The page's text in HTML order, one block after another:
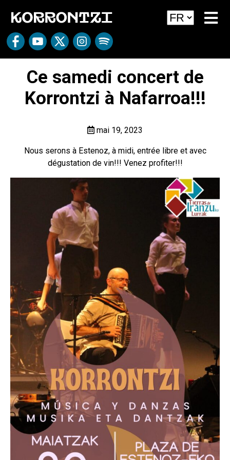
Ce samedi concert de
Korrontzi à Nafarroa!!!
mai 19, 2023
Nous serons à Estenoz, à midi, entrée libre et avec
dégustation de vin!!! Venez profiter!!!